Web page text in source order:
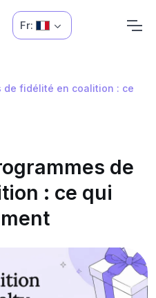
Fr:
de fidélité en coalition : ce
de
: ce qui